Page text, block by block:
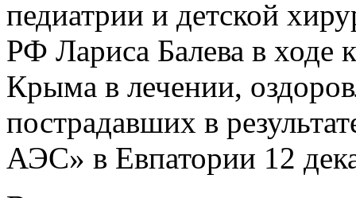
педиатрии и детской
РФ Лариса Балева в ходе
Крыма в лечении,
пострадавших в
АЭС» в Евпатории 12